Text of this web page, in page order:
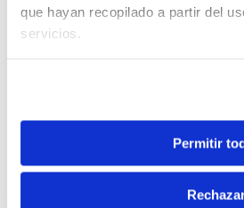
que hayan recopilado a partir del
servicios.
Permitir
Sin Stock Online